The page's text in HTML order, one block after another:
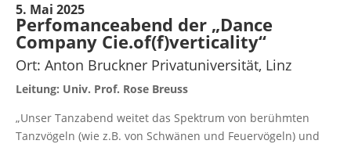
5. Mai 2025
Perfomanceabend der „Dance
Company Cie.of(f)verticality“
Ort: Anton Bruckner Privatuniversität, Linz
Leitung: Univ. Prof. Rose Breuss
„Unser Tanzabend weitet das Spektrum von berühmten
Tanzvögeln (wie z.B. von Schwänen und Feuervögeln) und